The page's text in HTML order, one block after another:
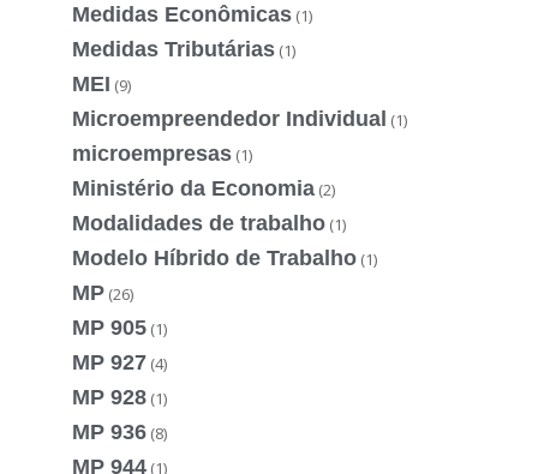
Medidas Econômicas (1)
Medidas Tributárias (1)
MEI (9)
Microempreendedor Individual (1)
microempresas (1)
Ministério da Economia (2)
Modalidades de trabalho (1)
Modelo Híbrido de Trabalho (1)
MP (26)
MP 905 (1)
MP 927 (4)
MP 928 (1)
MP 936 (8)
MP 944 (1)